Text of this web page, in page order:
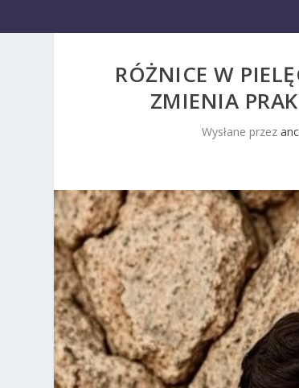
RÓŻNICE W
ZMIENIA
Wysłane przez